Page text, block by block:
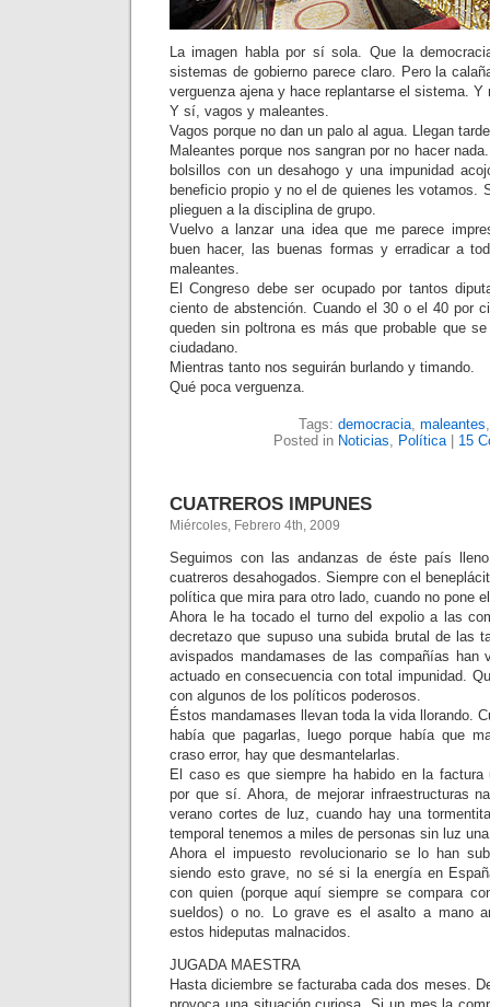
La imagen habla por sí sola. Que la
sistemas de gobierno parece claro. Pero la
verguenza ajena y hace replantarse el sistema. Y
Y sí, vagos y maleantes.
Vagos porque no dan un palo al agua. Llegan
Maleantes porque nos sangran por no hacer
bolsillos con un desahogo y una impunidad
beneficio propio y no el de quienes les votamos.
plieguen a la disciplina de grupo.
Vuelvo a lanzar una idea que me parece
buen hacer, las buenas formas y erradicar a
maleantes.
El Congreso debe ser ocupado por tantos
ciento de abstención. Cuando el 30 o el 40 por
queden sin poltrona es más que probable que
ciudadano.
Mientras tanto nos seguirán burlando y timando.
Qué poca verguenza.
Tags: democracia, maleantes
Posted in Noticias, Política| 15
CUATREROS IMPUNES
Miércoles, Febrero 4th, 2009
Seguimos con las andanzas de éste país
cuatreros desahogados. Siempre con el
política que mira para otro lado, cuando no pone
Ahora le ha tocado el turno del expolio a las
decretazo que supuso una subida brutal de las
avispados mandamases de las compañías
actuado en consecuencia con total impunidad.
con algunos de los políticos poderosos.
Éstos mandamases llevan toda la vida llorando.
había que pagarlas, luego porque había que
craso error, hay que desmantelarlas.
El caso es que siempre ha habido en la factura
por que sí. Ahora, de mejorar infraestructuras
verano cortes de luz, cuando hay una
temporal tenemos a miles de personas sin luz
Ahora el impuesto revolucionario se lo han
siendo esto grave, no sé si la energía en
con quien (porque aquí siempre se compara
sueldos) o no. Lo grave es el asalto a mano
estos hideputas malnacidos.
JUGADA MAESTRA
Hasta diciembre se facturaba cada dos meses.